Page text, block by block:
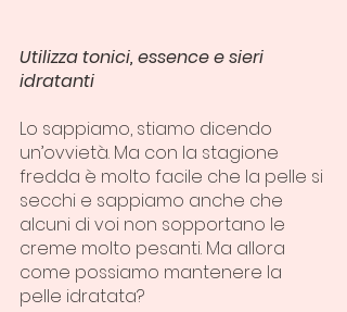
Utilizza tonici, essence e sieri
idratanti
Lo sappiamo, stiamo dicendo
un’ovvietà. Ma con la stagione
fredda è molto facile che la pelle si
secchi e sappiamo anche che
alcuni di voi non sopportano le
creme molto pesanti. Ma allora
come possiamo mantenere la
pelle idratata?